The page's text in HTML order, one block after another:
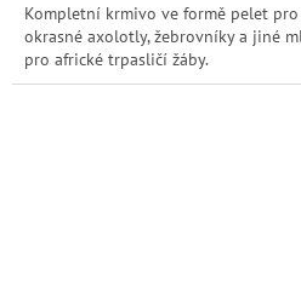
Kompletní krmivo ve formě pelet pro
okrasné axolotly, žebrovníky a jiné
pro africké trpasličí žáby.